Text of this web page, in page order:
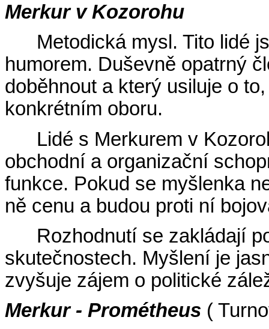
Merkur v Kozorohu
Metodická mysl. Tito lidé
humorem. Duševně opatrný
doběhnout a který usiluje o
konkrétním oboru.
Lidé s Merkurem v
obchodní a organizační
funkce. Pokud se myšlenka
ně cenu a budou proti ní
Rozhodnutí se zakládají
skutečnostech. Myšlení je
zvyšuje zájem o politické
Merkur - Prométheus (